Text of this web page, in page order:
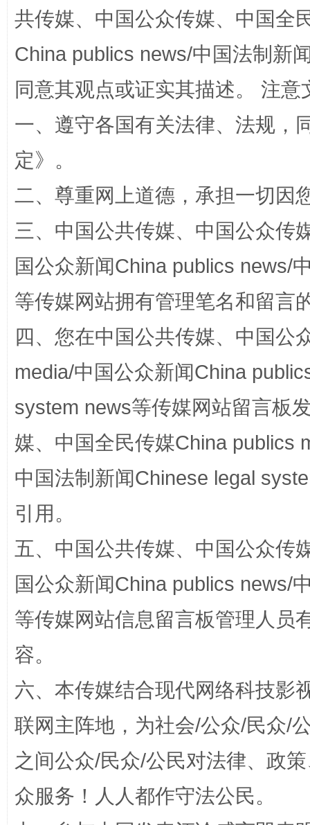
解纷+调解+退费，一次搞定
站台名比不上好声名
漫山遍野的桃花与雪山、麦地、白藏房
共传媒、中国公众传媒、中国全
China publics news/中国法制新
同意其观点或证实其描述。 注
一、遵守各国有关法律、法规，
定》。
二、尊重网上道德，承担一切因
三、中国公共传媒、中国公众传
国公众新闻China publics news/
等传媒网站拥有管理笔名和留言
四、您在中国公共传媒、中国公
media/中国公众新闻China
system news等传媒网站留言板
媒、中国全民传媒China publics
中国法制新闻Chinese legal
引用。
五、中国公共传媒、中国公众传
国公众新闻China publics news/
等传媒网站信息留言板管理人员
容。
六、本传媒结合现代网络科技影
联网主阵地，为社会/公众/民众/
之间公众/民众/公民对法律、政
众服务！人人都作守法公民。